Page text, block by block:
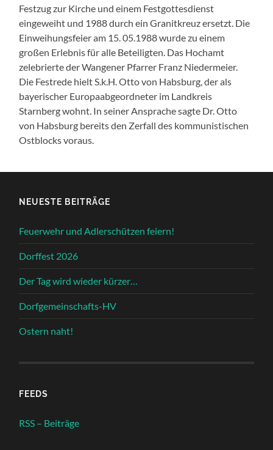
Festzug zur Kirche und einem Festgottesdienst
eingeweiht und 1988 durch ein Granitkreuz ersetzt. Die
Einweihungsfeier am 15. 05.1988 wurde zu einem
großen Erlebnis für alle Beteiligten. Das Hochamt
zelebrierte der Wangener Pfarrer Franz Niedermeier.
Die Festrede hielt S.k.H. Otto von Habsburg, der als
bayerischer Europaabgeordneter im Landkreis
Starnberg wohnt. In seiner Ansprache sagte Dr. Otto
von Habsburg bereits den Zerfall des kommunistischen
Ostblocks voraus.
NEUESTE BEITRÄGE
Feuerwehr und Adlerschützen feiern!
Dorffest 2026
Der Tag wird wieder kürzer…
Dorfgemeinschafts-HV
Ostern naht!
FEEDS
RSS – Beiträge